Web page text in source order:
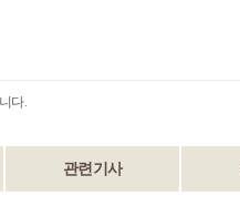
다.
관련기사